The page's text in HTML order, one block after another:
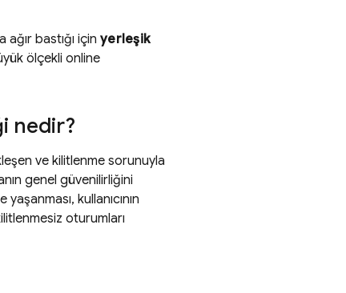
bastığı için yerleşik
ölçekli online
nedir?
ve kilitlenme sorunuyla
genel güvenilirliğini
kullanıcının
oturumları